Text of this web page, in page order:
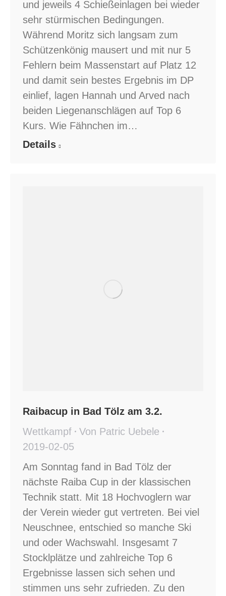
und jeweils 4 Schießeinlagen bei wieder
sehr stürmischen Bedingungen.
Während Moritz sich langsam zum
Schützenkönig mausert und mit nur 5
Fehlern beim Massenstart auf Platz 12
und damit sein bestes Ergebnis im DP
einlief, lagen Hannah und Arved nach
beiden Liegenanschlägen auf Top 6
Kurs. Wie Fähnchen im…
Details
Raibacup in Bad Tölz am 3.2.
Wettkampf
Von Patric Uebele
2019-02-05
Am Sonntag fand in Bad Tölz der
nächste Raiba Cup in der klassischen
Technik statt. Mit 18 Hochvoglern war
der Verein wieder gut vertreten. Bei viel
Neuschnee, entschied so manche Ski
und oder Wachswahl. Insgesamt 7
Stocklplätze und zahlreiche Top 6
Ergebnisse lassen sich sehen und
stimmen uns sehr zufrieden. Zu den